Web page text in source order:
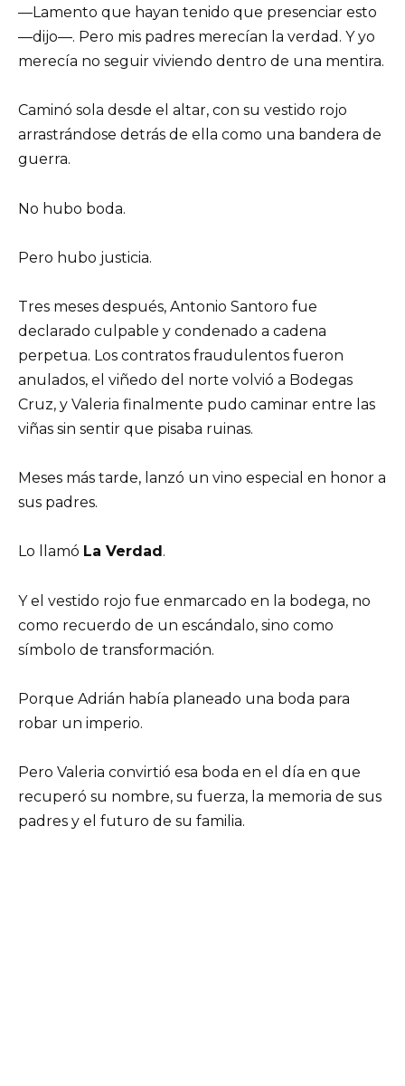
—Lamento que hayan tenido que presenciar esto
—dijo—. Pero mis padres merecían la verdad. Y yo
merecía no seguir viviendo dentro de una mentira.
Caminó sola desde el altar, con su vestido rojo
arrastrándose detrás de ella como una bandera de
guerra.
No hubo boda.
Pero hubo justicia.
Tres meses después, Antonio Santoro fue
declarado culpable y condenado a cadena
perpetua. Los contratos fraudulentos fueron
anulados, el viñedo del norte volvió a Bodegas
Cruz, y Valeria finalmente pudo caminar entre las
viñas sin sentir que pisaba ruinas.
Meses más tarde, lanzó un vino especial en honor a
sus padres.
Lo llamó La Verdad .
Y el vestido rojo fue enmarcado en la bodega, no
como recuerdo de un escándalo, sino como
símbolo de transformación.
Porque Adrián había planeado una boda para
robar un imperio.
Pero Valeria convirtió esa boda en el día en que
recuperó su nombre, su fuerza, la memoria de sus
padres y el futuro de su familia.